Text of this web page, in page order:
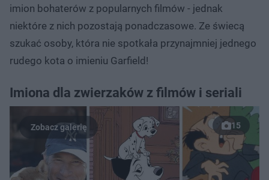
imion bohaterów z popularnych filmów - jednak
niektóre z nich pozostają ponadczasowe. Ze świecą
szukać osoby, która nie spotkała przynajmniej jednego
rudego kota o imieniu Garfield!
Imiona dla zwierzaków z filmów i seriali
15